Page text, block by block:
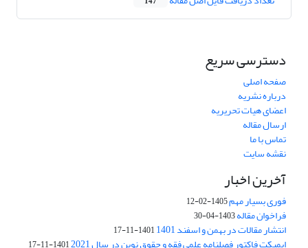
دسترسی سریع
صفحه اصلی
درباره نشریه
اعضای هیات تحریریه
ارسال مقاله
تماس با ما
نقشه سایت
آخرین اخبار
فوری بسیار مهم1405-02-12
فراخوان مقاله1403-04-30
انتشار مقالات در بهمن و اسفند 1401 1401-11-17